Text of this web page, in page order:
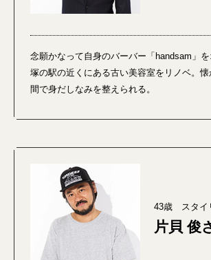
念願かなって自身のバーバー「handsam」
塚の駅の近くにある古い美容室をリノベ。
間で身だしなみを整えられる。
43歳 スタイ
片貝 俊